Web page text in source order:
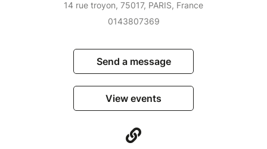
14 rue troyon, 75017, PARIS, France
0143807369
Send a message
View events